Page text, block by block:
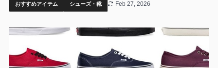
おすすめアイテム シューズ・靴 Feb 27, 2026